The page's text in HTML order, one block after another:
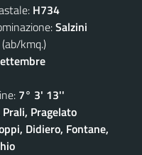
H734
Salzini
(ab/kmq.)
7° 3' 13''
Pragelato
Didiero, Fontane,